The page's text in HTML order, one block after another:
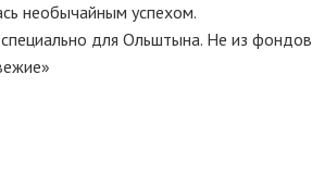
необычайным успехом.
для Ольштына. Не из фондов